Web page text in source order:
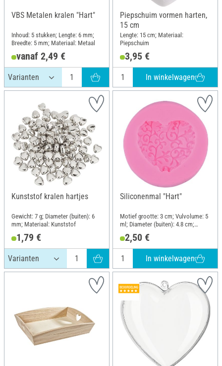
VBS Metalen kralen "Hart"
Inhoud: 5 stukken; Lengte: 6 mm;
Breedte: 5 mm; Materiaal: Metaal
vanaf 2,49 €
Piepschuim vormen harten,
15 cm
Lengte: 15 cm; Materiaal:
Piepschuim
3,95 €
In winkelwagen
Kunststof kralen hartjes
Gewicht: 7 g; Diameter (buiten): 6
mm; Materiaal: Kunststof
1,79 €
Siliconenmal "Hart"
Motief grootte: 3 cm; Vulvolume: 5
ml; Diameter (buiten): 4.8 cm;
Siliconen
2,50 €
In winkelwagen